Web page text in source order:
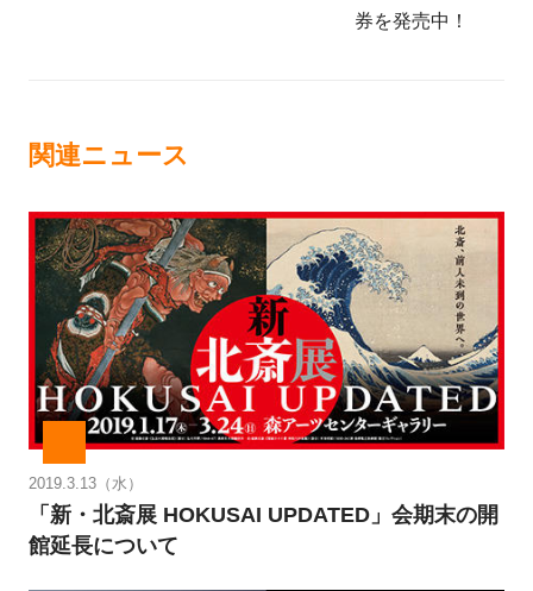
券を発売中！
関連ニュース
2019.3.13（水）
「新・北斎展 HOKUSAI UPDATED」会期末の開
館延長について